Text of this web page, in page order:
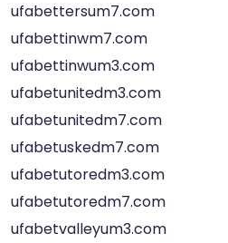
ufabettersum7.com
ufabettinwm7.com
ufabettinwum3.com
ufabetunitedm3.com
ufabetunitedm7.com
ufabetuskedm7.com
ufabetutoredm3.com
ufabetutoredm7.com
ufabetvalleyum3.com